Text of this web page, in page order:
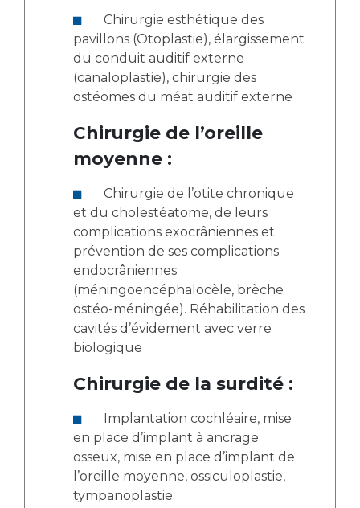
pavillons (Otoplastie), élargissement
du conduit auditif externe
(canaloplastie), chirurgie des
ostéomes du méat auditif externe
Chirurgie de l’oreille
moyenne :
et du cholestéatome, de leurs
complications exocrâniennes et
prévention de ses complications
endocrâniennes
(méningoencéphalocèle, brèche
ostéo-méningée). Réhabilitation des
cavités d’évidement avec verre
biologique
Chirurgie de la surdité :
en place d’implant à ancrage
osseux, mise en place d’implant de
l’oreille moyenne, ossiculoplastie,
tympanoplastie.